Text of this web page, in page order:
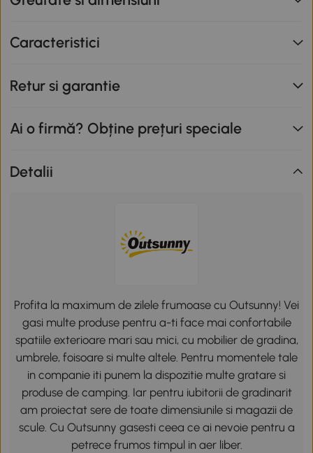
Caracteristici
Retur si garantie
Ai o firmă? Obține prețuri speciale
Detalii
Profita la maximum de zilele frumoase cu Outsunny! Vei
gasi multe produse pentru a-ti face mai confortabile
spatiile exterioare mari sau mici, cu mobilier de gradina,
umbrele, foisoare si multe altele. Pentru momentele tale
in companie iti punem la dispozitie multe gratare si
produse de camping. Iar pentru iubitorii de gradinarit
am proiectat sere de toate dimensiunile si magazii de
scule. Cu Outsunny gasesti ceea ce ai nevoie pentru a
petrece frumos timpul in aer liber.